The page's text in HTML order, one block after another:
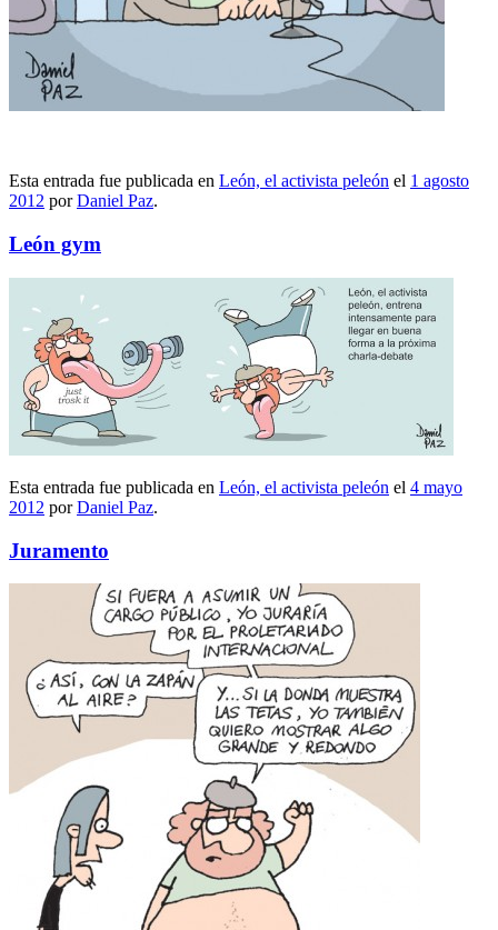
Esta entrada fue publicada en León, el activista peleón el 1 agosto
2012 porDaniel Paz.
León gym
Esta entrada fue publicada en León, el activista peleón el 4 mayo
2012 porDaniel Paz.
Juramento